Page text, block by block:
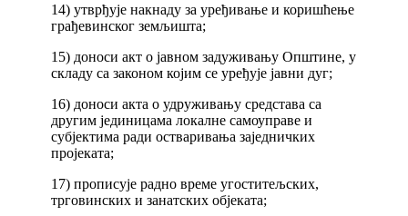
14) утврђује накнаду за уређивање и коришћење
грађевинског земљишта;
15) доноси акт о јавном задуживању Општине, у
складу са законом којим се уређује јавни дуг;
16) доноси акта о удруживању средстава са
другим јединицама локалне самоуправе и
субјектима ради остваривања заједничких
пројеката;
17) прописује радно време угоститељских,
трговинских и занатских објеката;